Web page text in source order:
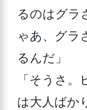
るのはグラ
ゃあ、グラ
るんだ」
「そうさ
は大人ばか